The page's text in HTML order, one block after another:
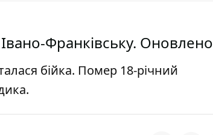
Франківську. Оновлено
бійка. Помер 18-річний